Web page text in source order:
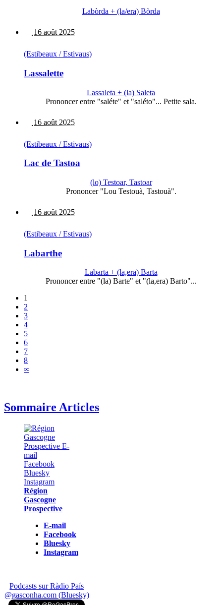
Labòrda + (la/era) Bòrda
16 août 2025
(Estibeaux / Estivaus)
Lassalette
Lassaleta + (la) Saleta
Prononcer entre "saléte" et "saléto"... Petite sala.
16 août 2025
(Estibeaux / Estivaus)
Lac de Tastoa
(lo) Testoar, Tastoar
Prononcer "Lou Testouà, Tastouà".
16 août 2025
(Estibeaux / Estivaus)
Labarthe
Labarta + (la,era) Barta
Prononcer entre "(la) Barte" et "(la,era) Barto"...
1
2
3
4
5
6
7
8
∞
Sommaire Articles
Région
Gascogne
Prospective
E-mail
Facebook
Bluesky
Instagram
Podcasts sur Ràdio País
@gasconha.com (Bluesky)